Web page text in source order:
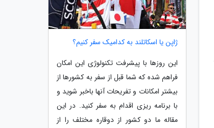
ژاپن یا اسکاتلند به کدامیک سفر کنیم؟
این روزها با پیشرفت تکنولوژی این امکان
فراهم شده که شما قبل از سفر به کشورها از
بیشتر امکانات و تفریحات آنها باخبر شوید و
با برنامه ریزی اقدام به سفر کنید. در این
مقاله ما دو کشور از دوقاره مختلف را از